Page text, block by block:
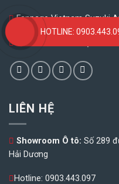
Fanpage Vietnam Suzuki
Youtube Suzuki Việt Nam
LIÊN HỆ
Showroom Ô tô: Số 289
Hải Dương
Hotline: 0903.443.097
HOTLINE: